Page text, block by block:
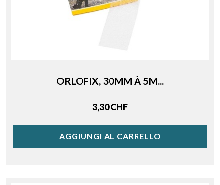
ORLOFIX, 30MM À 5M...
Price
3,30 CHF
AGGIUNGI AL CARRELLO